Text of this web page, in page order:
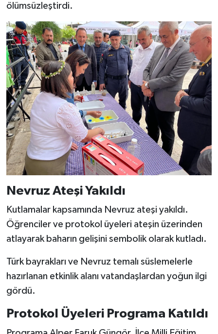
ölümsüzleştirdi.
Nevruz Ateşi Yakıldı
Kutlamalar kapsamında Nevruz ateşi yakıldı.
Öğrenciler ve protokol üyeleri ateşin üzerinden
atlayarak baharın gelişini sembolik olarak kutladı.
Türk bayrakları ve Nevruz temalı süslemelerle
hazırlanan etkinlik alanı vatandaşlardan yoğun ilgi
gördü.
Protokol Üyeleri Programa Katıldı